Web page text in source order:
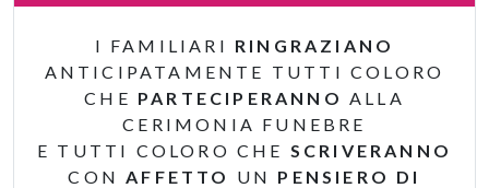
I FAMILIARI RINGRAZIANO
ANTICIPATAMENTE TUTTI COLORO
CHE PARTECIPERANNO ALLA
CERIMONIA FUNEBRE
E TUTTI COLORO CHE SCRIVERANNO
CONAFFETTO UN PENSIERO DI